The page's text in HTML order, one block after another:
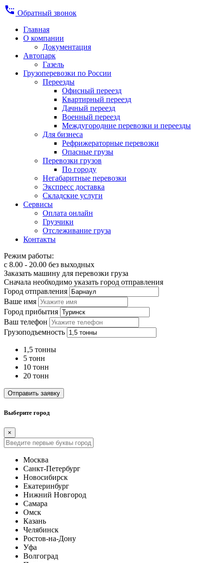
settings_phone Обратный звонок
Главная
О компании
Документация
Автопарк
Газель
Грузоперевозки по России
Переезды
Офисный переезд
Квартирный переезд
Дачный переезд
Военный переезд
Междугородние перевозки и переезды
Для бизнеса
Рефрижераторные перевозки
Опасные грузы
Перевозки грузов
По городу
Негабаритные перевозки
Экспресс доставка
Складские услуги
Сервисы
Оплата онлайн
Грузчики
Отслеживание груза
Контакты
Режим работы:
с 8.00 - 20.00 без выходных
Заказать машину для перевозки груза
Сначала необходимо указать город отправления
Город отправления
Ваше имя
Город прибытия
Ваш телефон
Грузоподъемность
1,5 тонны
5 тонн
10 тонн
20 тонн
Отправить заявку
Выберите город
×
Москва
Санкт-Петербург
Новосибирск
Екатеринбург
Нижний Новгород
Самара
Омск
Казань
Челябинск
Ростов-на-Дону
Уфа
Волгоград